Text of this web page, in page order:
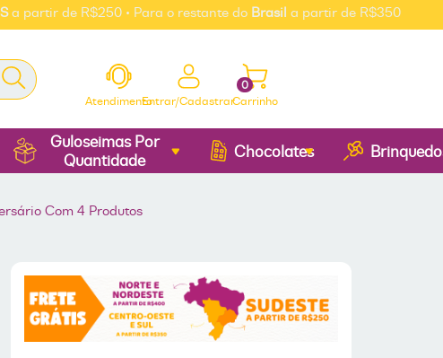
de R$250 • Para o restante doBrasil a partir de R$350
AtendimentoEntrar/CadastrarCarrinho
0
Guloseimas Por
Quantidade
Chocolates
Com 4 Produtos